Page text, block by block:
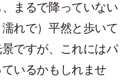
まるで降っていない
れで）平然と歩いて
ですが、これにはパ
いるかもしれませ